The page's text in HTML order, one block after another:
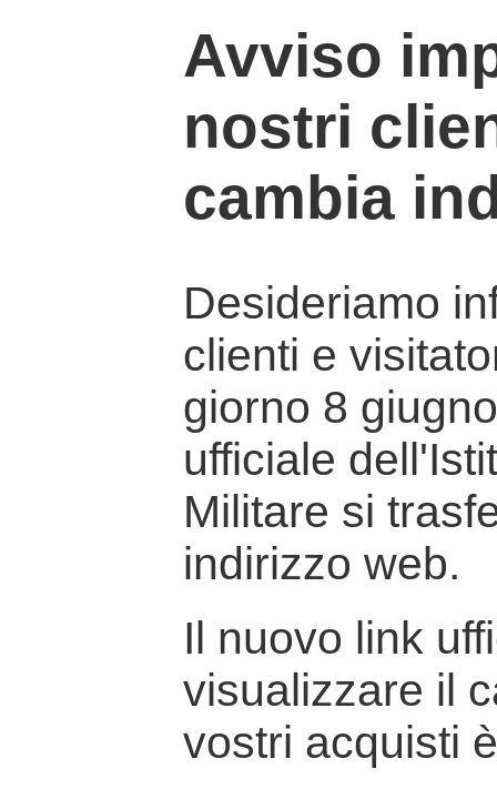
Avviso
nostri
cambia
Desideriamo
clienti e
giorno 8
ufficiale
Militare si
indirizzo web.
Il nuovo link
visualizzare il
vostri acquisti